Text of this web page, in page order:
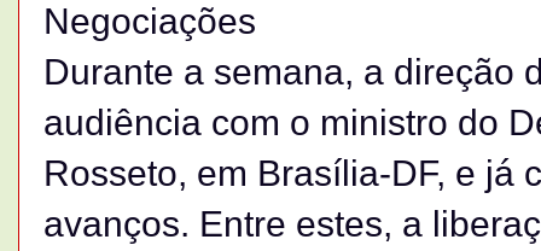
Negociações
Durante a semana, a direção
audiência com o ministro do
Rosseto, em Brasília-DF, e já
avanços. Entre estes, a